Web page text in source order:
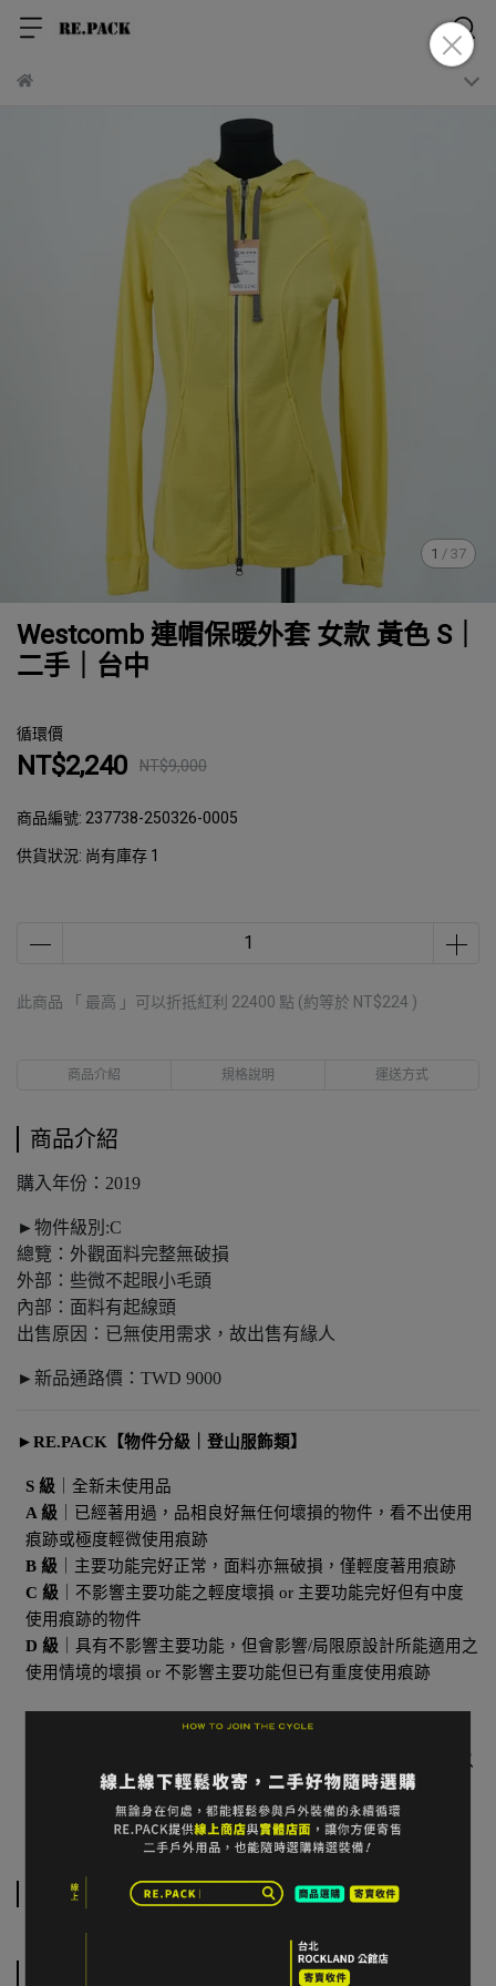
1 / 37
Westcomb 連帽保暖外套 女款 黃色 S｜
二手｜台中
循環價
NT$2,240 NT$9,000
商品編號:237738-250326-0005
供貨狀況: 尚有庫存 1
此商品 「 最高 」可以折抵紅利 22400 點 (約等於 NT$224 )
商品介紹 規格說明 運送方式
商品介紹
購入年份：2019
►物件級別:C
總覽：外觀面料完整無破損
外部：些微不起眼小毛頭
內部：面料有起線頭
出售原因：已無使用需求，故出售有緣人
►新品通路價：TWD 9000
►RE.PACK 【物件分級｜登山服飾類】
S 級 ｜全新未使用品
A 級 ｜已經著用過，品相良好無任何壞損的物件，看不出使用
痕跡或極度輕微使用痕跡
B 級 ｜主要功能完好正常，面料亦無破損，僅輕度著用痕跡
C 級 ｜不影響主要功能之輕度壞損 or 主要功能完好但有中度
使用痕跡的物件
D 級 ｜具有不影響主要功能，但會影響/局限原設計所能適用之
使用情境的壞損 or 不影響主要功能但已有重度使用痕跡
-
｜主要功能受損的物件；外觀嚴重瑕疵；購入超過 4 年以
上防水性機能性物件；非登山活動適用之衣著；重度著用痕
跡、不具轉售價值物件
規格說明